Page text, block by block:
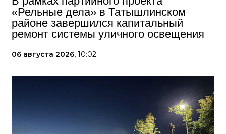
«Рельные дела» в Татышлинском
районе завершился капитальный
ремонт системы уличного освещения
06 августа 2026, 10:02